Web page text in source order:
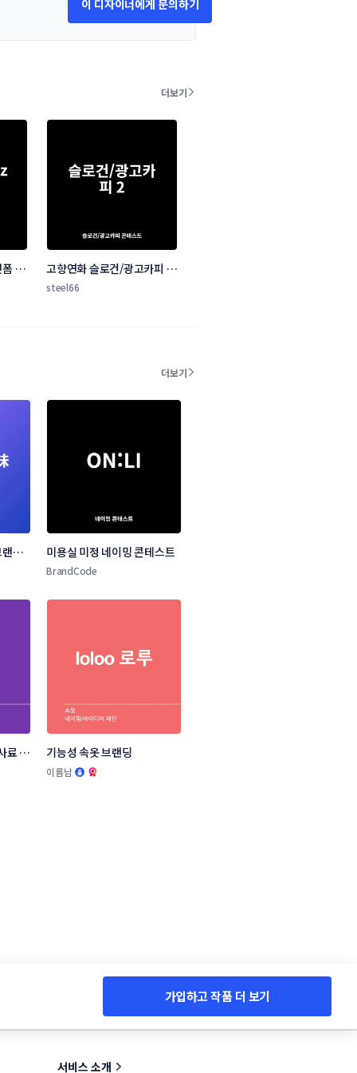
이 디자이너에게 문의하기
더보기
네
고향연화 슬로건/광고카피 콘
테스트
steel66
더보기
드 미용실 미정 네이밍 콘테스트
BrandCode
료 브
기능성 속옷 브랜딩
이름남
가입하고 작품 더 보기
서비스 소개